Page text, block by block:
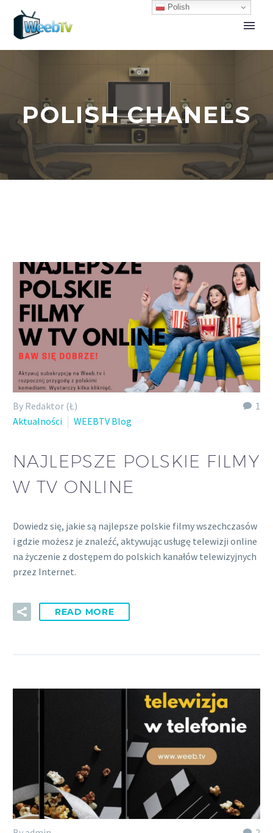
Polish
POLISH CHANELS
1
By Redaktor (Ł)
Aktualności
WEEBTV Blog
NAJLEPSZE POLSKIE FILMY
W TV ONLINE
Dowiedz się, jakie są najlepsze polskie filmy wszechczasów
i gdzie możesz je znaleźć, aktywując usługę telewizji online
na życzenie z dostępem do polskich kanałów telewizyjnych
przez Internet.
READ MORE
Polish